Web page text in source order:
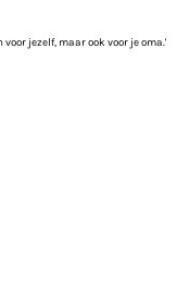
voor jezelf, maar ook voor je oma.'